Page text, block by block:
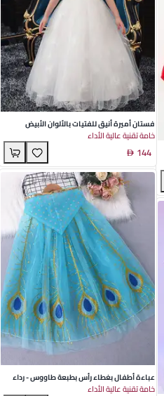
فستان أميرة أنيق للفتيات بالألوان الأبيض
والوردي والأزرق السماوي والبورجوندي وبودرة
معجون الفاصوليا - مناسب لحفلات العيد السنوي
والمناسبات الخاصة - مصنوع من الستان والقطن -
مثالي للربيع والصيف والخريف
خامة تقنية عالية الأداء
144
عباءة أطفال بغطاء رأس بطبعة طاووس - رداء
ناعم من البوليستر للتنكر واحتفالات الهالوين
خامة تقنية عالية الأداء